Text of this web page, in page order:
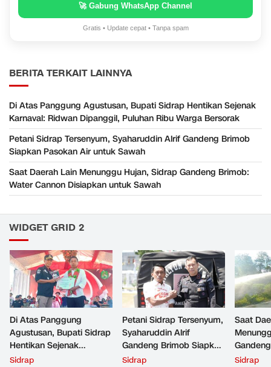
🚀 Gabung WhatsApp Channel
Gratis • Update cepat • Tanpa spam
BERITA TERKAIT LAINNYA
Di Atas Panggung Agustusan, Bupati Sidrap Hentikan Sejenak
Karnaval: Ridwan Dipanggil, Puluhan Ribu Warga Bersorak
Petani Sidrap Tersenyum, Syaharuddin Alrif Gandeng Brimob
Siapkan Pasokan Air untuk Sawah
Saat Daerah Lain Menunggu Hujan, Sidrap Gandeng Brimob:
Water Cannon Disiapkan untuk Sawah
WIDGET GRID 2
Di Atas Panggung
Agustusan, Bupati Sidrap
Hentikan Sejenak
Karnaval: Ridwan
Sidrap
Petani Sidrap Tersenyum,
Syaharuddin Alrif
Gandeng Brimob Siapkan
Pasokan Air untuk Sawah
Sidrap
Saat
Cannon
Sidrap